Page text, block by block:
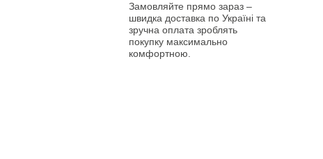
Замовляйте прямо зараз –
швидка доставка по Україні та
зручна оплата зроблять
покупку максимально
комфортною.